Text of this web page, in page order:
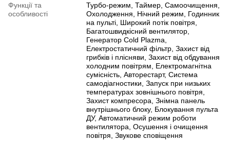
Функції та
особливості
Турбо-режим, Таймер, Самоочищення,
Охолодження, Нічний режим, Годинник
на пульті, Широкий потік повітря,
Багатошвидкісний вентилятор,
Генератор Cold Plazma,
Електростатичний фільтр, Захист від
грибків і плісняви, Захист від обдування
холодним повітрям, Електромагнітна
сумісність, Авторестарт, Cистема
самодіагностики, Запуск при низьких
температурах зовнішнього повітря,
Захист компресора, Знімна панель
внутрішнього блоку, Блокування пульта
ДУ, Автоматичний режим роботи
вентилятора, Осушення і очищення
повітря, Звукове сповіщення